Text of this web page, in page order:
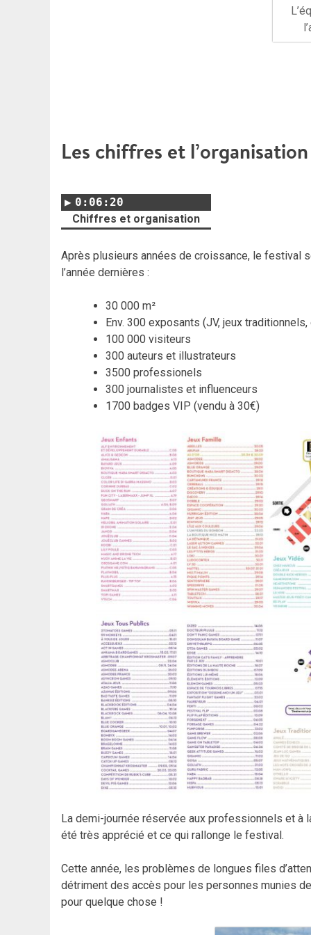
Les chiffres et l’organisation
0:06:20
Chiffres et organisation
Après plusieurs années de croissance, le
l’année dernières :
30 000 m²
Env. 300 exposants (JV, jeux
100 000 visiteurs
300 auteurs et illustrateurs
3500 professionels
300 journalistes et influenceurs
1700 badges VIP (vendu à 30€)
La demi-journée réservée aux professionnels et à
été très apprécié et ce qui rallonge le festival.
Cette année, les problèmes de longues files
détriment des accès pour les personnes munies
pour quelque chose !